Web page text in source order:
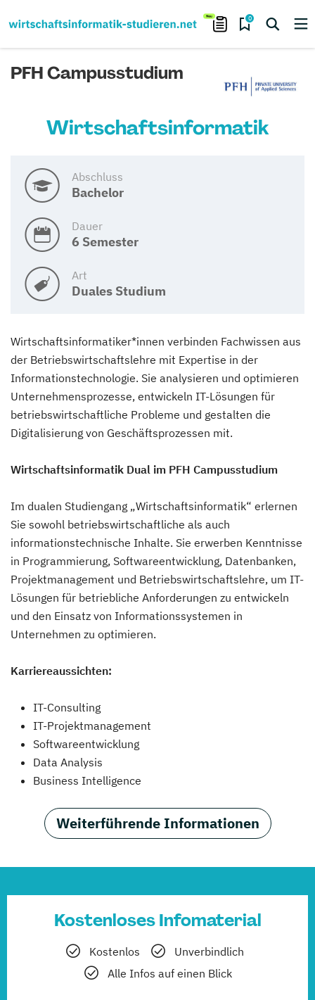
0
PFH Campusstudium
Wirtschaftsinformatik
Abschluss
Bachelor
Dauer
6 Semester
Art
Duales Studium
Wirtschaftsinformatiker*innen verbinden Fachwissen aus
der Betriebswirtschaftslehre mit Expertise in der
Informationstechnologie. Sie analysieren und optimieren
Unternehmensprozesse, entwickeln IT-Lösungen für
betriebswirtschaftliche Probleme und gestalten die
Digitalisierung von Geschäftsprozessen mit.
Wirtschaftsinformatik Dual im PFH Campusstudium
Im dualen Studiengang „Wirtschaftsinformatik“ erlernen
Sie sowohl betriebswirtschaftliche als auch
informationstechnische Inhalte. Sie erwerben Kenntnisse
in Programmierung, Softwareentwicklung, Datenbanken,
Projektmanagement und Betriebswirtschaftslehre, um IT-
Lösungen für betriebliche Anforderungen zu entwickeln
und den Einsatz von Informationssystemen in
Unternehmen zu optimieren.
Karriereaussichten:
IT-Consulting
IT-Projektmanagement
Softwareentwicklung
Data Analysis
Business Intelligence
Weiterführende Informationen
Kostenloses Infomaterial
Kostenlos
Unverbindlich
Alle Infos auf einen Blick